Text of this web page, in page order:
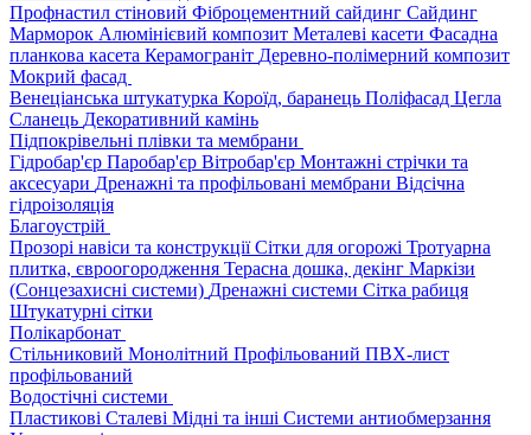
Профнастил стіновий Фіброцементний сайдинг Сайдинг
Марморок Алюмінієвий композит Металеві касети Фасадна
планкова касета Керамограніт Деревно-полімерний композит
Мокрий фасад
Венеціанська штукатурка Короїд, баранець Поліфасад Цегла
Сланець Декоративний камінь
Підпокрівельні плівки та мембрани
Гідробар'єр Паробар'єр Вітробар'єр Монтажні стрічки та
аксесуари Дренажні та профільовані мембрани Відсічна
гідроізоляція
Благоустрій
Прозорі навіси та конструкціїСітки для огорожі Тротуарна
плитка, євроогородження Терасна дошка, декінг Маркізи
(Сонцезахисні системи) Дренажні системи Сітка рабиця
Штукатурні сітки
Полікарбонат
Стільниковий Монолітний Профільований ПВХ-лист
профільований
Водостічні системи
Пластикові Сталеві Мідні та інші Системи антиобмерзання